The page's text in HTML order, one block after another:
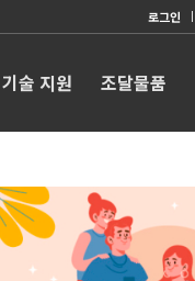
로그인
기술 지원 조달물품